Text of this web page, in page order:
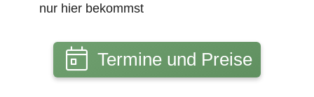
nur hier bekommst
Termine und Preise